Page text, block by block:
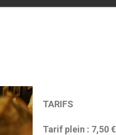
TARIFS
Tarif plein : 7,50 €